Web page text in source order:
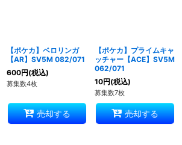
【ポケカ】ベロリンガ
【AR】SV5M 082/071
600円(税込)
募集数4枚
売却する
【ポケカ】プライムキャ
ッチャー【ACE】SV5M
062/071
10円(税込)
募集数7枚
売却する